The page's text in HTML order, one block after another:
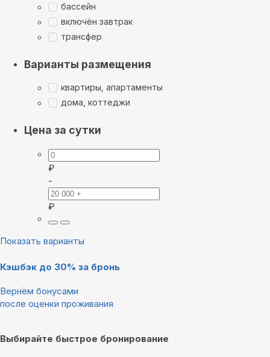
бассейн
включён завтрак
трансфер
Варианты размещения
квартиры, апартаменты
дома, коттеджи
Цена за сутки
₽
-
₽
Показать варианты
Кэшбэк до 30% за бронь
Вернём бонусами
после оценки проживания
Выбирайте быстрое бронирование